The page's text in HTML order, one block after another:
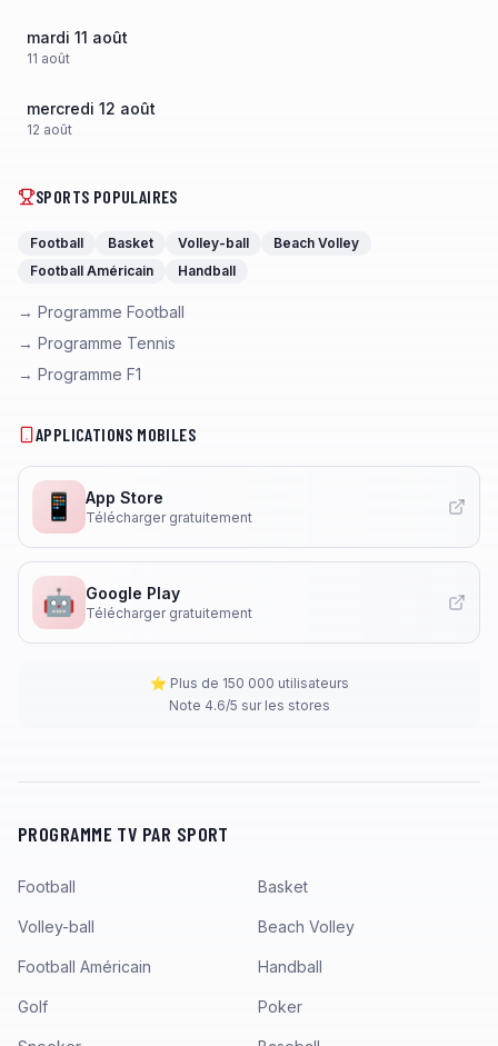
mardi 11 août
11 août
mercredi 12 août
12 août
SPORTS POPULAIRES
Football Basket Volley-ball
Beach Volley
Football Américain
Handball
→ Programme Football
→ Programme Tennis
→ Programme F1
APPLICATIONS MOBILES
📱 App Store
Télécharger gratuitement
🤖 Google Play
Télécharger gratuitement
⭐ Plus de 150 000 utilisateurs
Note 4.6/5 sur les stores
PROGRAMME TV PAR SPORT
Football Basket
Volley-ball Beach Volley
Football Américain Handball
Golf Poker